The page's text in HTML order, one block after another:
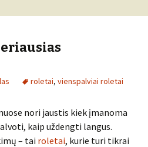
roletai, vienspalviai roletai
nori jaustis kiek įmanoma
kaip uždengti langus.
– tai roletai, kurie turi tikrai